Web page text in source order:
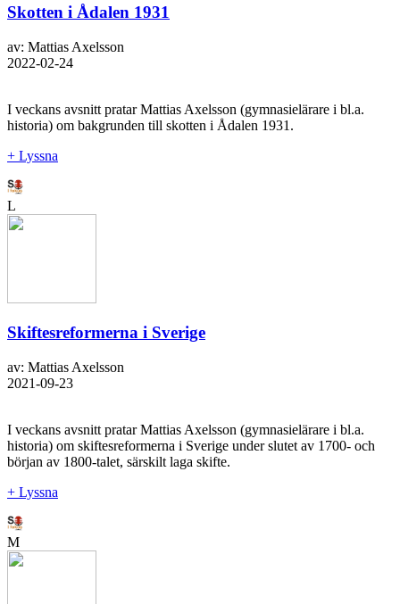
Skotten i Ådalen 1931
av: Mattias Axelsson
2022-02-24
I veckans avsnitt pratar Mattias Axelsson (gymnasielärare i bl.a.
historia) om bakgrunden till skotten i Ådalen 1931.
+ Lyssna
L
Skiftesreformerna i Sverige
av: Mattias Axelsson
2021-09-23
I veckans avsnitt pratar Mattias Axelsson (gymnasielärare i bl.a.
historia) om skiftesreformerna i Sverige under slutet av 1700- och
början av 1800-talet, särskilt laga skifte.
+ Lyssna
M